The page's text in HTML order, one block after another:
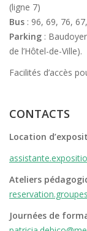
(ligne 7)
Bus : 96, 69, 76,
Parking :
de l’Hôtel-de-Ville).
Facilités d’accès
CONTACTS
Location
Ateliers
Journées de